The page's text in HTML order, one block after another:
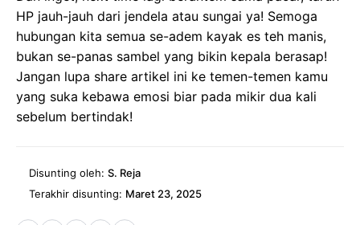
HP jauh-jauh dari jendela atau sungai ya! Semoga
hubungan kita semua se-adem kayak es teh manis,
bukan se-panas sambel yang bikin kepala berasap!
Jangan lupa share artikel ini ke temen-temen kamu
yang suka kebawa emosi biar pada mikir dua kali
sebelum bertindak!
Disunting oleh: S. Reja
Terakhir disunting: Maret 23, 2025